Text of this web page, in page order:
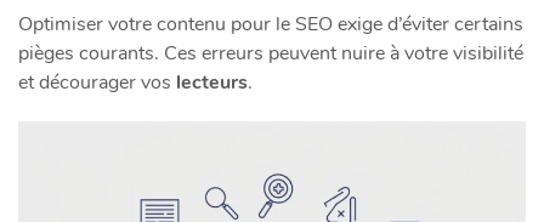
Optimiser votre contenu pour le SEO exige d’éviter certains
pièges courants. Ces erreurs peuvent nuire à votre visibilité
et décourager vos lecteurs.